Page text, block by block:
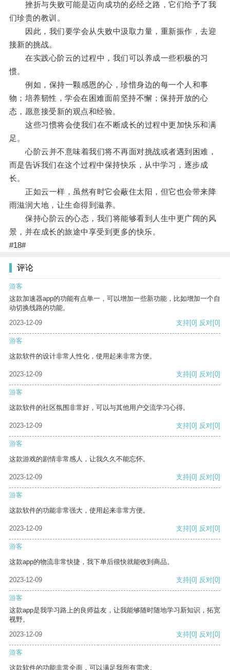
挫折与失败可能是迈向成功的必经之路，它们给予了我
们珍贵的教训。
因此，我们要学会从失败中汲取力量，重新振作，去迎
接新的挑战。
在实践心阶云的过程中，我们可以养成一些积极的习
惯。
例如，保持一颗感恩的心，珍惜身边的每一个人和事
物；培养韧性，学会在困难面前坚持不懈；保持开放的心
态，愿意接受新的观点和经验。
这些习惯将会使我们在不断成长的过程中更加快乐和满
足。
心阶云并不意味着我们将不再面对挑战或者遇到困难，
而是告诉我们在这个过程中保持快乐，从中学习，逐步成
长。
正如云一样，虽然有时它会蔽住太阳，但它也会带来降
雨滋润大地，让生命得到滋养。
保持心阶云的心态，我们将能够看到人生中更广阔的风
景，并在成长的旅途中享受到更多的快乐。
#18#
评论
游客
这款加速器app的功能有点单一，可以增加一些新功能，比如增加一个自
动切换线路的功能。
2023-12-09
支持[0] 反对[0]
游客
这款软件的设计非常人性化，使用起来非常方便。
2023-12-09 支持[0] 反对[0]
游客
这款软件的社区氛围非常好，可以与其他用户交流学习心得。
2023-12-09 支持[0] 反对[0]
游客
这款游戏的剧情非常感人，让我久久不能忘怀。
2023-12-09 支持[0] 反对[0]
游客
这款软件的功能非常强大，使用起来非常方便。
2023-12-09 支持[0] 反对[0]
游客
这款app的物流非常快捷，我下单后很快就能收到商品。
2023-12-09 支持[0] 反对[0]
游客
这款app是我学习路上的良师益友，让我能够随时随地学习新知识，拓宽
视野。
2023-12-09
支持[0] 反对[0]
游客
这款软件的功能非常全面，可以满足我所有需求。